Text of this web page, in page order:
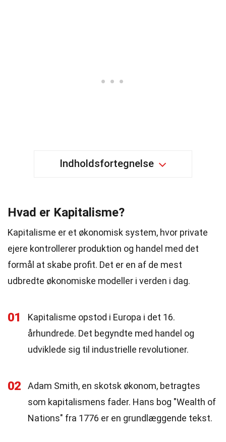
Indholdsfortegnelse
Hvad er Kapitalisme?
Kapitalisme er et økonomisk system, hvor private
ejere kontrollerer produktion og handel med det
formål at skabe profit. Det er en af de mest
udbredte økonomiske modeller i verden i dag.
01
Kapitalisme opstod i Europa i det 16.
århundrede. Det begyndte med handel og
udviklede sig til industrielle revolutioner.
02
Adam Smith, en skotsk økonom, betragtes
som kapitalismens fader. Hans bog "Wealth of
Nations" fra 1776 er en grundlæggende tekst.